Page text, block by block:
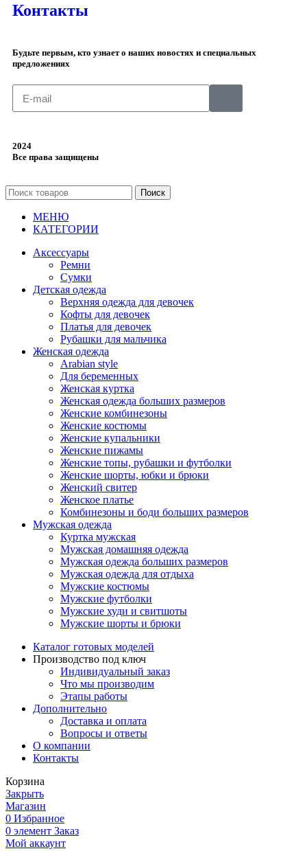
Контакты
Будьте первым, кто узнает о наших новостях и специальных
предложениях
2024
Все права защищены
Поиск
МЕНЮ
КАТЕГОРИИ
Аксессуары
Ремни
Сумки
Детская одежда
Верхняя одежда для девочек
Кофты для девочек
Платья для девочек
Рубашки для мальчика
Женская одежда
Arabian style
Для беременных
Женская куртка
Женская одежда больших размеров
Женские комбинезоны
Женские костюмы
Женские купальники
Женские пижамы
Женские топы, рубашки и футболки
Женские шорты, юбки и брюки
Женский свитер
Женское платье
Комбинезоны и боди больших размеров
Мужская одежда
Куртка мужская
Мужская домашняя одежда
Мужская одежда больших размеров
Мужская одежда для отдыха
Мужские костюмы
Мужские футболки
Мужские худи и свитшоты
Мужские шорты и брюки
Каталог готовых моделей
Производство под ключ
Индивидуальный заказ
Что мы производим
Этапы работы
Дополнительно
Доставка и оплата
Вопросы и ответы
О компании
Контакты
Корзина
Закрыть
Магазин
0 Избранное
0 элемент Заказ
Мой аккаунт